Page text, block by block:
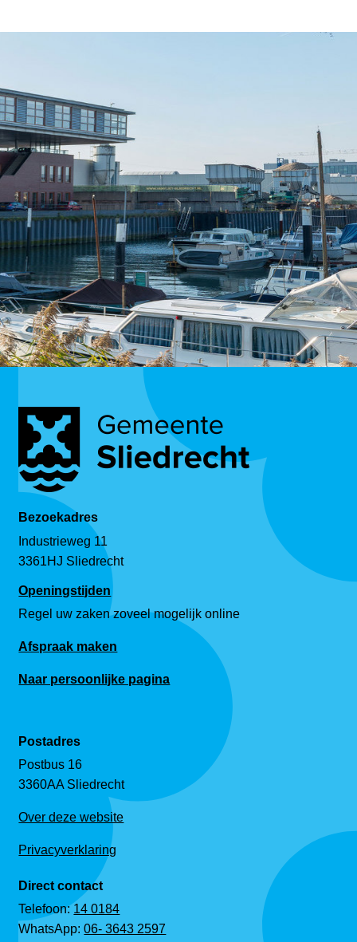
Bezoekadres
Industrieweg 11
3361HJ Sliedrecht
Openingstijden
Regel uw zaken zoveel mogelijk online
Afspraak maken
Naar persoonlijke pagina
Postadres
Postbus 16
3360AA Sliedrecht
Over deze website
Privacyverklaring
Direct contact
Telefoon:14 0184
WhatsApp:06- 3643 2597